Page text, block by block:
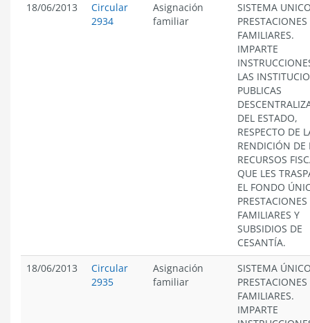
18/06/2013
Circular
2934
Asignación
familiar
SISTEMA
PRESTACIONES
FAMILIARES.
IMPARTE
LAS
PUBLICAS
DEL ESTADO,
RESPECTO DE
RENDICIÓN DE
RECURSOS
QUE LES
EL FONDO
PRESTACIONES
FAMILIARES Y
SUBSIDIOS DE
CESANTÍA.
18/06/2013
Circular
2935
Asignación
familiar
SISTEMA
PRESTACIONES
FAMILIARES.
IMPARTE